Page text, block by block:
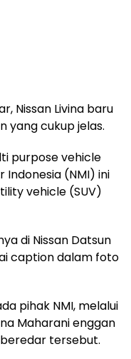
Nissan Livina baru
yang cukup jelas.
purpose vehicle
Indonesia (NMI) ini
vehicle (SUV)
di Nissan Datsun
caption dalam foto
pihak NMI, melalui
Maharani enggan
tersebut.